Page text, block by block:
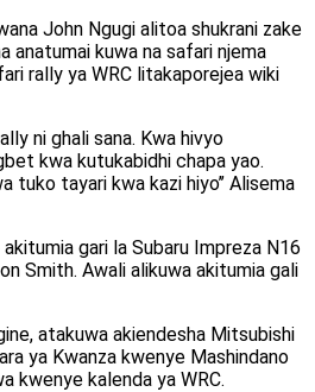
John Ngugi alitoa shukrani zake
anatumai kuwa na safari njema
rally ya WRC litakaporejea wiki
ni ghali sana. Kwa hivyo
kwa kutukabidhi chapa yao.
tuko tayari kwa kazi hiyo’’ Alisema
gari la Subaru Impreza N16
Smith. Awali alikuwa akitumia gali
atakuwa akiendesha Mitsubishi
ya Kwanza kwenye Mashindano
kwenye kalenda ya WRC.